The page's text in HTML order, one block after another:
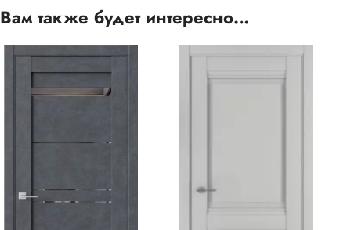
Вам также будет интересно…